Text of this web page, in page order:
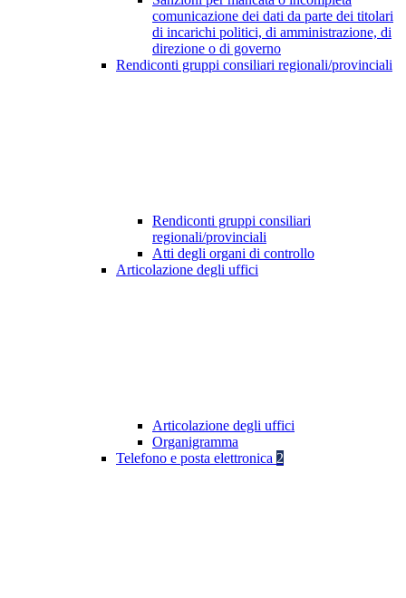
comunicazione dei dati da parte dei titolari
di incarichi politici, di amministrazione, di
direzione o di governo
Rendiconti gruppi consiliari regionali/provinciali
Rendiconti gruppi consiliari
regionali/provinciali
Atti degli organi di controllo
Articolazione degli uffici
Articolazione degli uffici
Organigramma
Telefono e posta elettronica 2